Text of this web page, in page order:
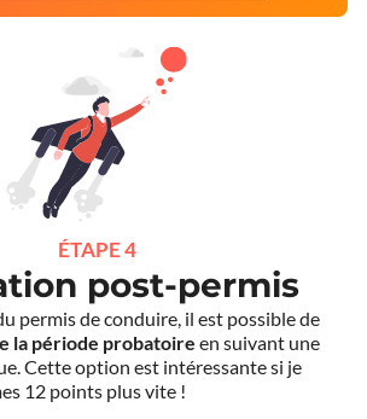
ÉTAPE 4
post-permis
permis de conduire, il est possible de
la période probatoire en suivant une
Cette option est intéressante si je
12 points plus vite !